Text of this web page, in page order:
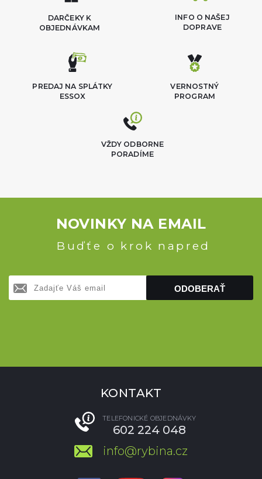
DARČEKY K
OBJEDNÁVKAM
INFO O NAŠEJ
DOPRAVE
VERNOSTNÝ
PROGRAM
PREDAJ NA SPLÁTKY
ESSOX
VŽDY ODBORNE
PORADÍME
NOVINKY NA EMAIL
Buďťe o krok napred
ODOBERAŤ
KONTAKT
TELEFONICKÉ OBJEDNÁVKY
602 224 048
info@rybina.cz